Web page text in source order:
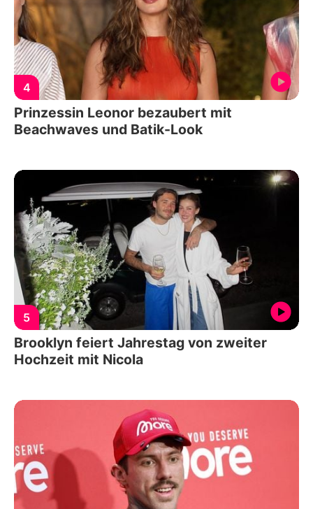
4
Prinzessin Leonor bezaubert mit
Beachwaves und Batik-Look
5
Brooklyn feiert Jahrestag von zweiter
Hochzeit mit Nicola